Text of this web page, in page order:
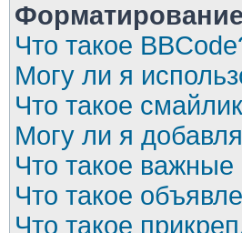
Что такое
Могу ли я
Что такое
Могу ли я
Что такое
Что такое
Что такое